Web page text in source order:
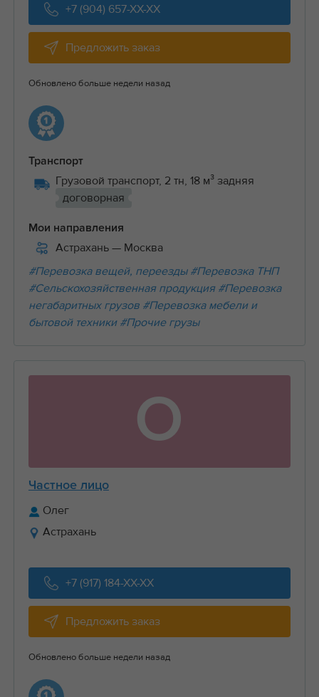
+7 (904) 657-XX-XX
Предложить заказ
Обновлено больше недели назад
Транспорт
Грузовой транспорт, 2 тн, 18 м³ задняя
договорная
Мои направления
Астрахань — Москва
#Перевозка вещей, переезды #Перевозка ТНП
#Сельскохозяйственная продукция #Перевозка
негабаритных грузов #Перевозка мебели и
бытовой техники #Прочие грузы
О
Частное лицо
Олег
Астрахань
+7 (917) 184-XX-XX
Предложить заказ
Обновлено больше недели назад